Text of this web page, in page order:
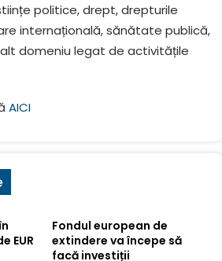
politice, drept, drepturile
internațională, sănătate publică,
domeniu legat de activitățile
AICI
EUR
Fondul european de
extindere va începe să
facă investiții